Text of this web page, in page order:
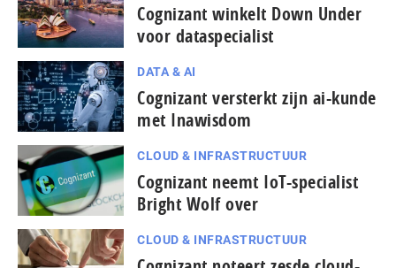
Cognizant winkelt Down Under
voor dataspecialist
DATA & AI
Cognizant versterkt zijn ai-kunde
met Inawisdom
CLOUD & INFRASTRUCTUUR
Cognizant neemt IoT-specialist
Bright Wolf over
CLOUD & INFRASTRUCTUUR